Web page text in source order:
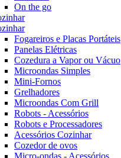
On the go
Fogareiros e Placas Portáteis
Panelas Elétricas
Cozedura a Vapor ou Vácuo
Microondas Simples
Mini-Fornos
Grelhadores
Microondas Com Grill
Robots - Acessórios
Robots e Processadores
Acessórios Cozinhar
Cozedor de ovos
Micro-ondas - Acessórios